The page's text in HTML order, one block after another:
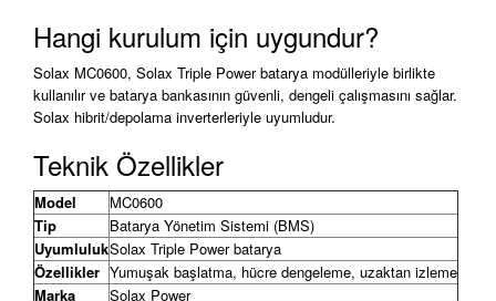
Hangi kurulum için uygundur?
Solax MC0600, Solax Triple Power batarya modülleriyle birlikte
kullanılır ve batarya bankasının güvenli, dengeli çalışmasını sağlar.
Solax hibrit/depolama inverterleriyle uyumludur.
Teknik Özellikler
Model
MC0600
Tip
Batarya Yönetim Sistemi (BMS)
UyumlulukSolax Triple Power batarya
Özellikler Yumuşak başlatma, hücre dengeleme, uzaktan izleme
Marka
Solax Power